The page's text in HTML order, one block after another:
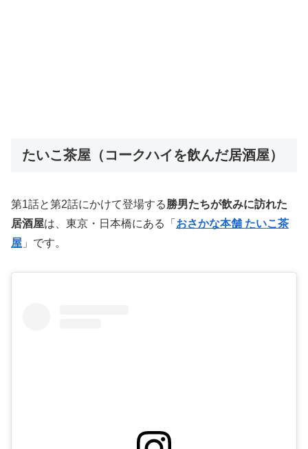
たいこ茶屋（コークハイを飲んだ居酒屋）
第1話と第2話にかけて登場する勝男たちが飲みに訪れた
居酒屋は、東京・日本橋にある「 おさかな本舗 たいこ茶
屋 」です。